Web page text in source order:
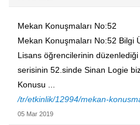
Mekan Konuşmaları No:52
Mekan Konuşmaları No:52 Bilgi
Lisans öğrencilerinin düzenlediği
serisinin 52.sinde Sinan Logie
Konusu ...
/tr/etkinlik/12994/mekan-
05 Mar 2019